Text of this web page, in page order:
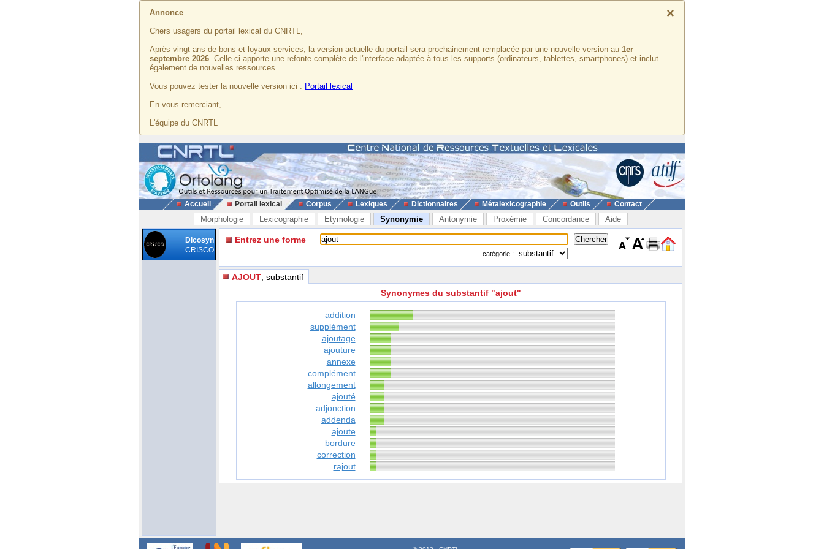
×
Annonce
Chers usagers du portail lexical du CNRTL,
Après vingt ans de bons et loyaux services, la version actuelle du portail sera prochainement remplacée par une nouvelle version au 1er
septembre 2026. Celle-ci apporte une refonte complète de l'interface adaptée à tous les supports (ordinateurs, tablettes, smartphones) et inclut
également de nouvelles ressources.
Vous pouvez tester la nouvelle version ici : Portail lexical
En vous remerciant,
L'équipe du CNRTL
Accueil Portail lexical Corpus Lexiques Dictionnaires Métalexicographie Outils Contact
Morphologie Lexicographie Etymologie Synonymie Antonymie Proxémie Concordance Aide
Dicosyn
CRISCO
Entrez une forme
catégorie :
AJOUT , substantif
Synonymes du substantif "ajout"
addition
supplément
ajoutage
ajouture
annexe
complément
allongement
ajouté
adjonction
addenda
ajoute
bordure
correction
rajout